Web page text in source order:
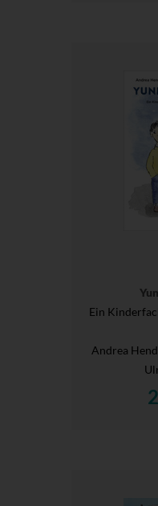
Ein
Andrea